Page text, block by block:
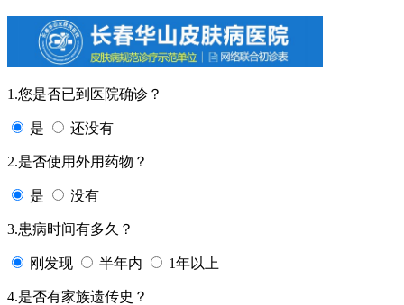
1.您是否已到医院确诊？
是 还没有
2.是否使用外用药物？
是 没有
3.患病时间有多久？
刚发现 半年内 1年以上
4.是否有家族遗传史？